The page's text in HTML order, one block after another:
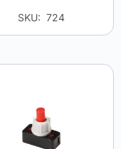
SKU: 724